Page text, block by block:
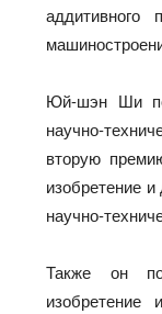
аддитивного
Юй-шэн Ши
научно-
вторую
изобретение
научно-
Также он
изобретение